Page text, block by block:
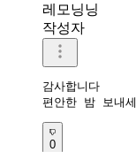
레모닝닝
작성자
감사합니다
편안한 밤 보내
0